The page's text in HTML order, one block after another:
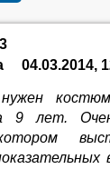
04.03.2014,
9 лет.